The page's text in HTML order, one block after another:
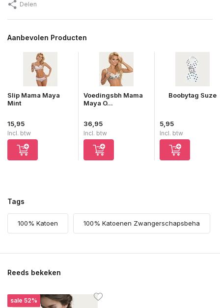
Delen
Aanbevolen Producten
Slip Mama Maya
Mint
15,95
Incl. btw
Voedingsbh Mama
Maya O...
36,95
Incl. btw
Boobytag Suze
5,95
Incl. btw
Tags
100% Katoen 100% Katoenen Zwangerschapsbeha
Reeds bekeken
sale 52%